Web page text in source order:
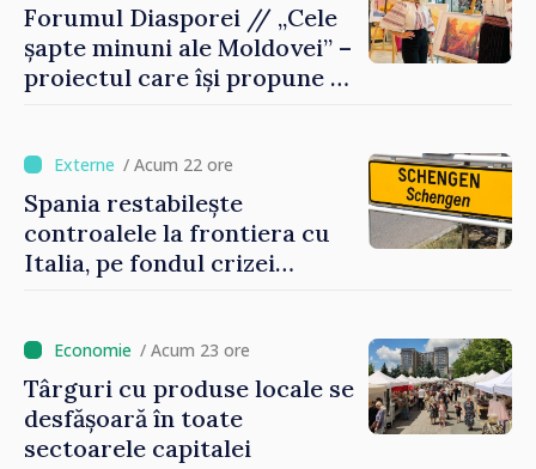
Forumul Diasporei // „Cele
șapte minuni ale Moldovei” –
proiectul care își propune să
/ Acum 22 ore
Spania restabilește
controalele la frontiera cu
Italia, pe fondul crizei
/ Acum 23 ore
Târguri cu produse locale se
desfășoară în toate
sectoarele capitalei